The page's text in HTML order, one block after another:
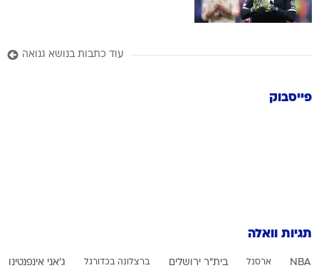
עוד כתבות בנושא גנואה
פייסבוק
תגיות וואלה
NBA ארסנל בית"ר ירושלים ברצלונה בכדורגל ג'אני אינפנטינו